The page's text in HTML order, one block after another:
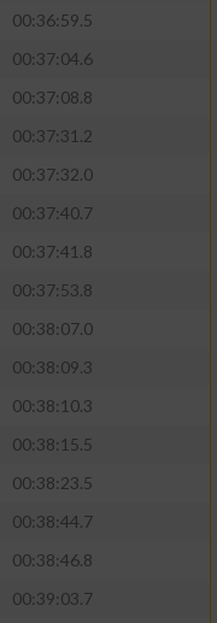
00:36:59.5
00:37:04.6
00:37:08.8
00:37:31.2
00:37:32.0
00:37:40.7
00:37:41.8
00:37:53.8
00:38:07.0
00:38:09.3
00:38:10.3
00:38:15.5
00:38:23.5
00:38:44.7
00:38:46.8
00:39:03.7